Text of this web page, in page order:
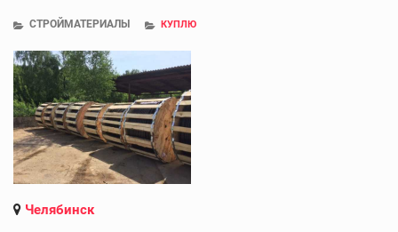
СТРОЙМАТЕРИАЛЫ КУПЛЮ
Челябинск